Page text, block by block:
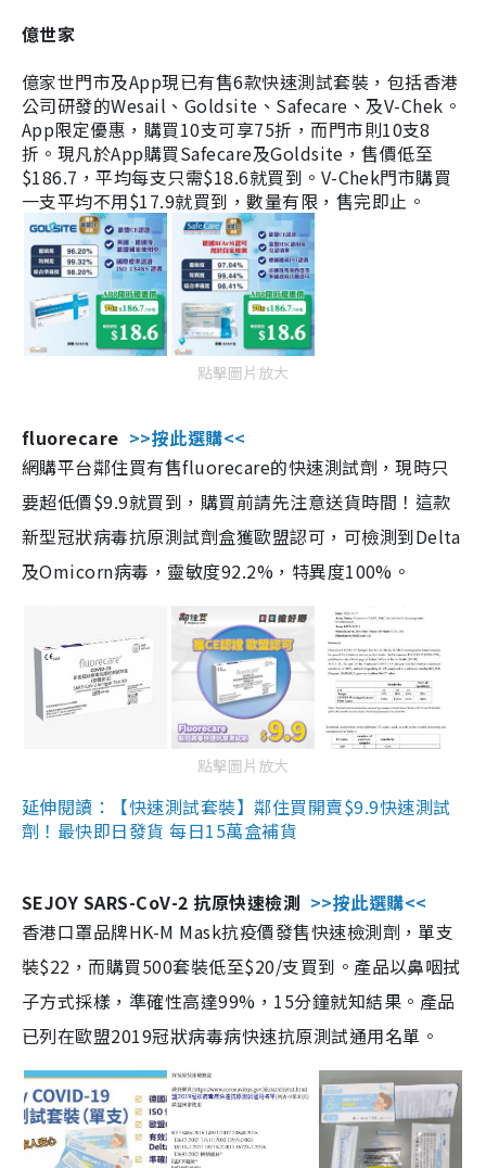
億世家
億家世門市及App現已有售6款快速測試套裝，包括香港
公司研發的Wesail、Goldsite、Safecare、及V-Chek。
App限定優惠，購買10支可享75折，而門市則10支8
折。現凡於App購買Safecare及Goldsite，售價低至
$186.7，平均每支只需$18.6就買到。V-Chek門市購買
一支平均不用$17.9就買到，數量有限，售完即止。
點擊圖片放大
fluorecare >>按此選購<<
網購平台鄰住買有售fluorecare的快速測試劑，現時只
要超低價$9.9就買到，購買前請先注意送貨時間！這款
新型冠狀病毒抗原測試劑盒獲歐盟認可，可檢測到Delta
及Omicorn病毒，靈敏度92.2%，特異度100%。
點擊圖片放大
延伸閱讀：【快速測試套裝】鄰住買開賣$9.9快速測試
劑！最快即日發貨 每日15萬盒補貨
SEJOY SARS-CoV-2 抗原快速檢測 >>按此選購<<
香港口罩品牌HK-M Mask抗疫價發售快速檢測劑，單支
裝$22，而購買500套裝低至$20/支買到。產品以鼻咽拭
子方式採樣，準確性高達99%，15分鐘就知結果。產品
已列在歐盟2019冠狀病毒病快速抗原測試通用名單。